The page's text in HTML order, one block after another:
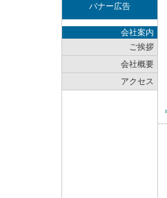
バナー広告
会社案内
ご挨拶
会社概要
アクセス